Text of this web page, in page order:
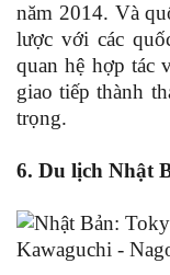
năm 2014. Và
lược với các
quan hệ hợp tác
giao tiếp thành
trọng.
6. Du lịch Nhật